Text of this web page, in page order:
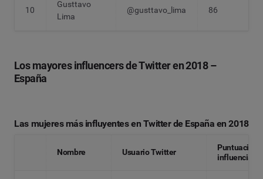
10
Gusttavo
Lima
@gusttavo_lima 86
Los mayores influencers de Twitter en 2018 –
España
Las mujeres más influyentes en Twitter de España en 2018
Nombre Usuario Twitter
Puntuación
influencia